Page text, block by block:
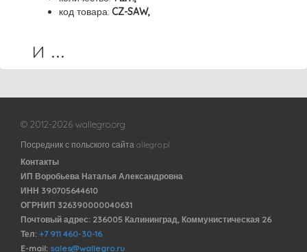
код товара: CZ-SAW,
и ...
© 2012-2026 wallegro.org
Посредник с польского сайта allegro.pl
Контакты
ИП Воробьева Наталья Александровна
ИНН 390705644610
ОГРНИП 326390000040631
Почтовый адрес: 236005 Калининград, Коммунистическая 26
Тел: +7 911 460-30-16
E-mail: sales@wallegro.ru